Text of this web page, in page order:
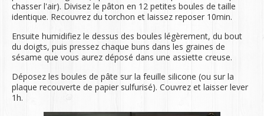
chasser l'air). Divisez le pâton en 12 petites boules de taille
identique. Recouvrez du torchon et laissez reposer 10min.
Ensuite humidifiez le dessus des boules légèrement, du bout
du doigts, puis pressez chaque buns dans les graines de
sésame que vous aurez déposé dans une assiette creuse.
Déposez les boules de pâte sur la feuille silicone (ou sur la
plaque recouverte de papier sulfurisé). Couvrez et laisser lever
1h.